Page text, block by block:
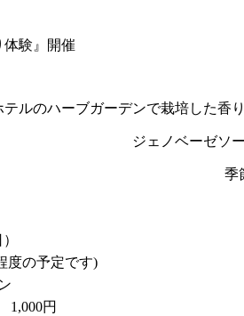
テルのハーブガーデンで栽培した香
ジェノベーゼソ
季
度の予定です)
1,000円